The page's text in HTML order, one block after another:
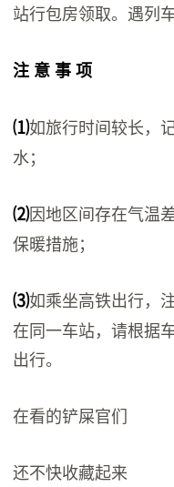
站行包房领取。遇列
注 意 事 项
⑴如旅行时间较长，
水；
⑵因地区间存在气温
保暖措施；
⑶如乘坐高铁出行，
在同一车站，请根据
出行。
在看的铲屎官们
还不快收藏起来